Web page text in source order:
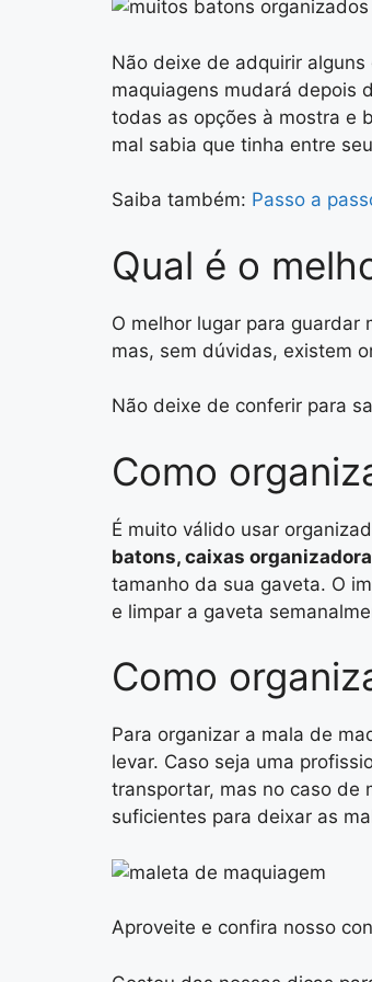
Não deixe de adquirir
maquiagens mudará depois
todas as opções à mostra e
mal sabia que tinha entre
Saiba também: Passo a
Qual é o
O melhor lugar para
mas, sem dúvidas, existem
Não deixe de conferir para
Como
É muito válido usar
batons, caixas
tamanho da sua gaveta. O
e limpar a gaveta
Como
Para organizar a mala de
levar. Caso seja uma
transportar, mas no caso de
suficientes para deixar as
Aproveite e confira nosso